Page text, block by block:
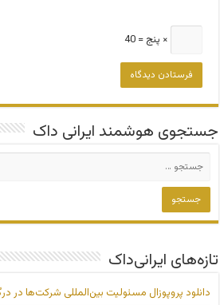
× پنج = 40
جستجوی هوشمند ایرانی داک
تازه‌های ایرانی‌داک
دانلود پروپوزال مسئولیت بین‌المللی شرکت‌ها در